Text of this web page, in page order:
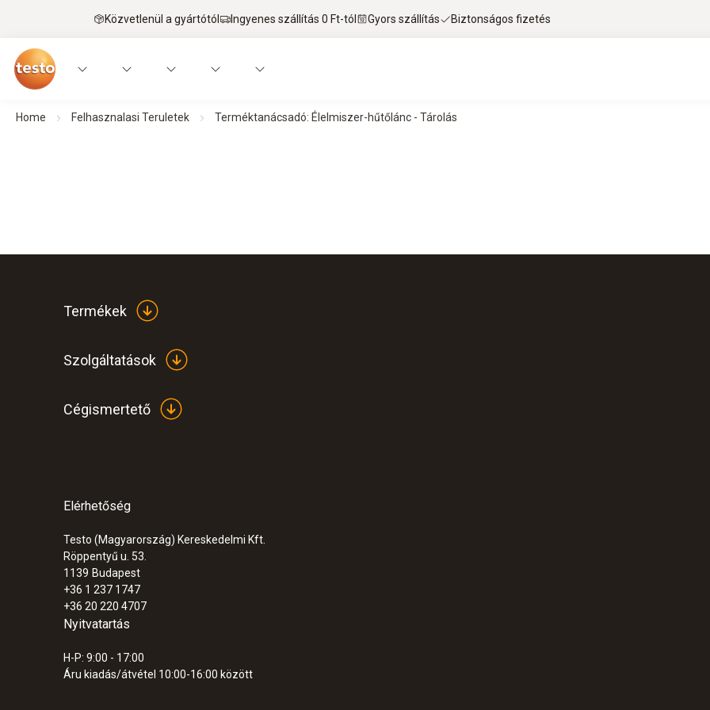
Közvetlenül a gyártótól Ingyenes szállítás 0 Ft-tól Gyors szállítás Biztonságos fizetés
Home Felhasznalasi Teruletek Terméktanácsadó: Élelmiszer-hűtőlánc - Tárolás
Termékek
Szolgáltatások
Cégismertető
Elérhetőség
Testo (Magyarország) Kereskedelmi Kft.
Röppentyű u. 53.
1139 Budapest
+36 1 237 1747
+36 20 220 4707
Nyitvatartás
H-P: 9:00 - 17:00
Áru kiadás/átvétel 10:00-16:00 között